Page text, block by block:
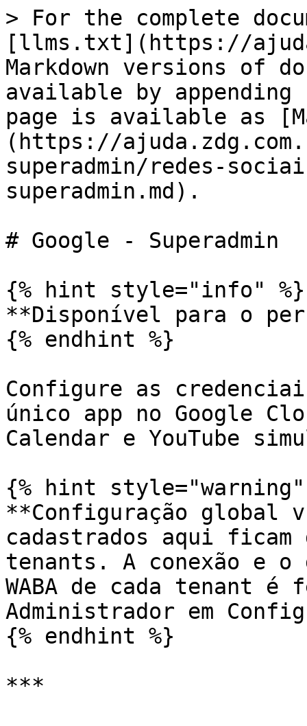
> For the complete
[llms.txt](https://
Markdown versions of
available by
page is available as
(https://
superadmin/redes-
superadmin.md).
# Google - Superadmin
{% hint style="info" %}
**Disponível para o
{% endhint %}
Configure as
único app no Google
Calendar e YouTube
{% hint style="warning"
**Configuração global
cadastrados aqui
tenants. A conexão e o
WABA de cada tenant
Administrador em
{% endhint %}
***